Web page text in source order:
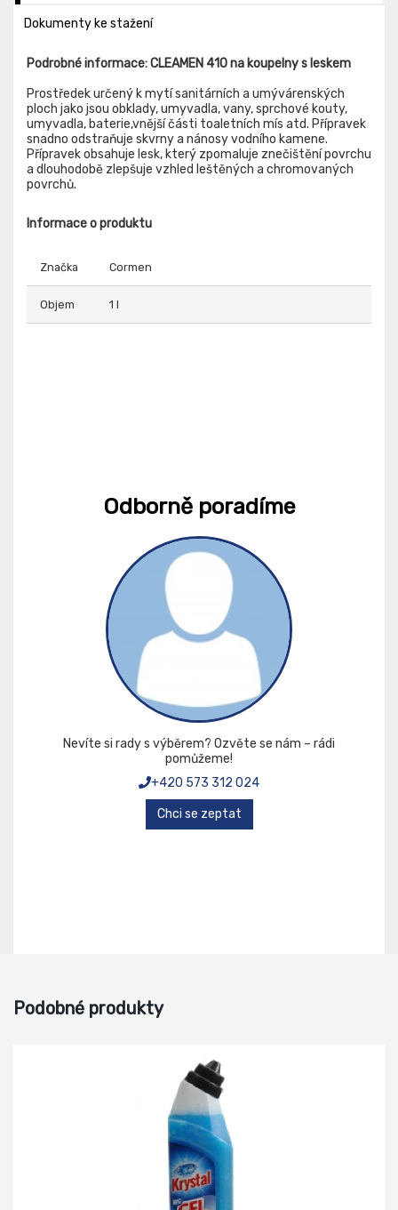
Dokumenty ke stažení
Podrobné informace: CLEAMEN 410 na koupelny s leskem
Prostředek určený k mytí sanitárních a umývárenských
ploch jako jsou obklady, umyvadla, vany, sprchové kouty,
umyvadla, baterie,vnější části toaletních mís atd. Přípravek
snadno odstraňuje skvrny a nánosy vodního kamene.
Přípravek obsahuje lesk, který zpomaluje znečištění povrchu
a dlouhodobě zlepšuje vzhled leštěných a chromovaných
povrchů.
Informace o produktu
Značka Cormen
Objem 1 l
Odborně poradíme
Nevíte si rady s výběrem? Ozvěte se nám – rádi
pomůžeme!
+420 573 312 024
Chci se zeptat
Podobné produkty